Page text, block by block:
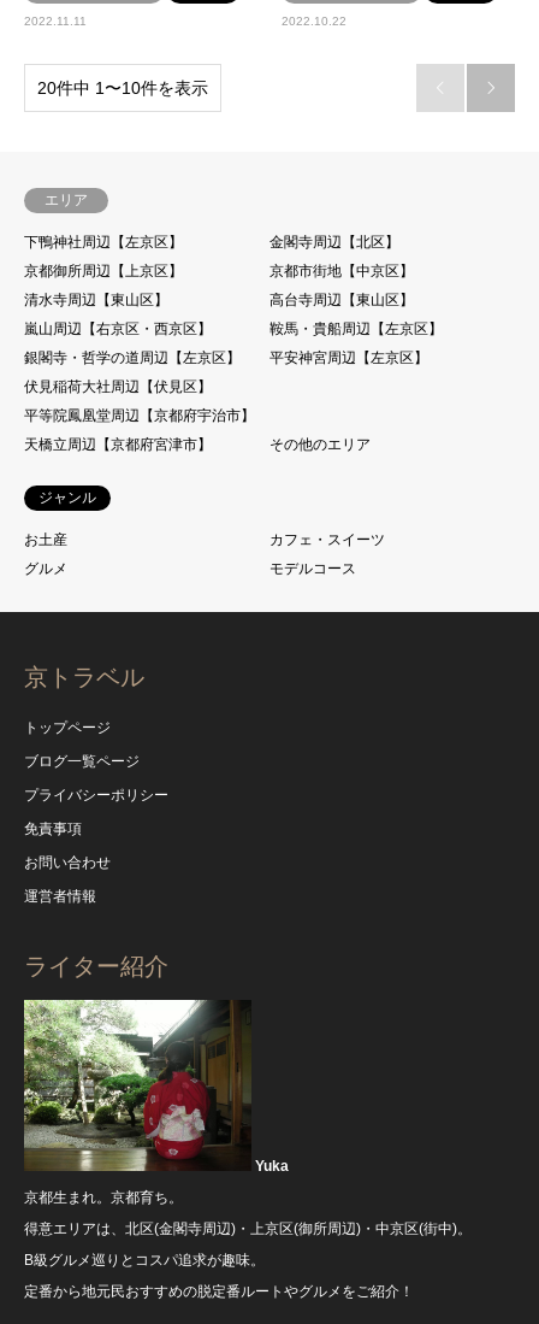
2022.11.11 2022.10.22
20件中 1〜10件を表示  
エリア
下鴨神社周辺【左京区】
金閣寺周辺【北区】
京都御所周辺【上京区】
京都市街地【中京区】
清水寺周辺【東山区】
高台寺周辺【東山区】
嵐山周辺【右京区・西京区】
鞍馬・貴船周辺【左京区】
銀閣寺・哲学の道周辺【左京区】
平安神宮周辺【左京区】
伏見稲荷大社周辺【伏見区】
平等院鳳凰堂周辺【京都府宇治市】
天橋立周辺【京都府宮津市】
その他のエリア
ジャンル
お土産
カフェ・スイーツ
グルメ
モデルコース
京トラベル
トップページ
ブログ一覧ページ
プライバシーポリシー
免責事項
お問い合わせ
運営者情報
ライター紹介
Yuka
京都生まれ。京都育ち。
得意エリアは、北区(金閣寺周辺)・上京区(御所周辺)・中京区(街中)。
B級グルメ巡りとコスパ追求が趣味。
定番から地元民おすすめの脱定番ルートやグルメをご紹介！